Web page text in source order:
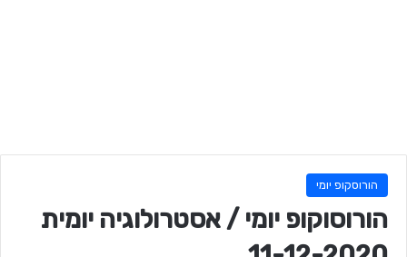
הורוסקופ יומי
הורוסוקופ יומי / אסטרולוגיה יומית